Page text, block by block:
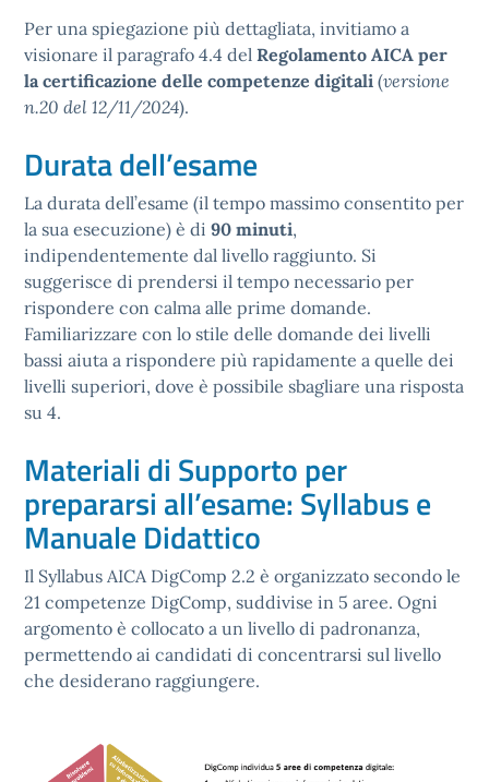
Per una spiegazione più dettagliata, invitiamo a
visionare il paragrafo 4.4 del Regolamento AICA per
la certificazione delle competenze digitali (versione
n.20 del 12/11/2024).
Durata dell’esame
La durata dell’esame (il tempo massimo consentito per
la sua esecuzione) è di 90 minuti,
indipendentemente dal livello raggiunto. Si
suggerisce di prendersi il tempo necessario per
rispondere con calma alle prime domande.
Familiarizzare con lo stile delle domande dei livelli
bassi aiuta a rispondere più rapidamente a quelle dei
livelli superiori, dove è possibile sbagliare una risposta
su 4.
Materiali di Supporto per
prepararsi all’esame: Syllabus e
Manuale Didattico
Il Syllabus AICA DigComp 2.2 è organizzato secondo le
21 competenze DigComp, suddivise in 5 aree. Ogni
argomento è collocato a un livello di padronanza,
permettendo ai candidati di concentrarsi sul livello
che desiderano raggiungere.